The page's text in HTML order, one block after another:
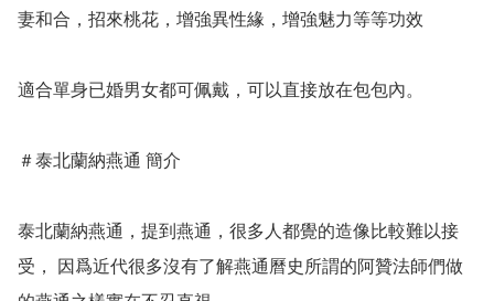
妻和合，招來桃花，增強異性緣，增強魅力等等功效
適合單身已婚男女都可佩戴，可以直接放在包包內。
＃泰北蘭納燕通 簡介
泰北蘭納燕通，提到燕通，很多人都覺的造像比較難以接
受， 因爲近代很多沒有了解燕通曆史所謂的阿贊法師們做